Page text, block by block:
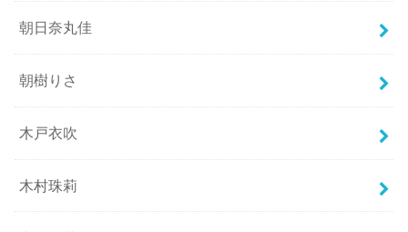
朝日奈丸佳
朝樹りさ
木戸衣吹
木村珠莉